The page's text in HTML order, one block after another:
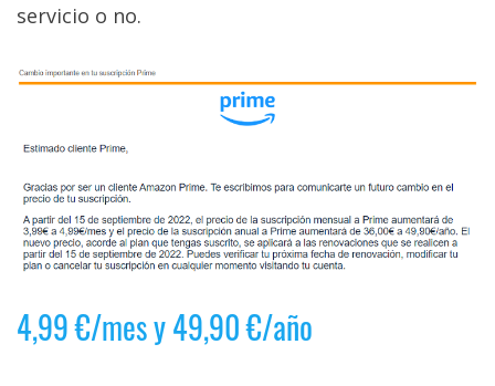
comunicación
digital donde
noticias sobre
móviles,
ordenadores,
apps,
informática,
videojuegos,
trucos y
tutoriales.
servicio o no.
4,99 €/mes y 49,90 €/año